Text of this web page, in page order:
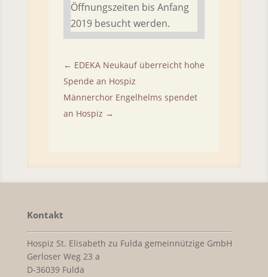
Öffnungszeiten bis Anfang
2019 besucht werden.
← EDEKA Neukauf überreicht hohe
Spende an Hospiz
Männerchor Engelhelms spendet
an Hospiz →
Kontakt
Hospiz St. Elisabeth zu Fulda gemeinnützige GmbH
Gerloser Weg 23 a
D-36039 Fulda